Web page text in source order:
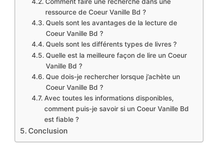
ressource de Coeur Vanille Bd ?
Quels sont les avantages de la lecture de
Coeur Vanille Bd ?
Quels sont les différents types de livres ?
Quelle est la meilleure façon de lire un Coeur
Vanille Bd ?
Que dois-je rechercher lorsque j’achète un
Coeur Vanille Bd ?
Avec toutes les informations disponibles,
comment puis-je savoir si un Coeur Vanille Bd
est fiable ?
Conclusion